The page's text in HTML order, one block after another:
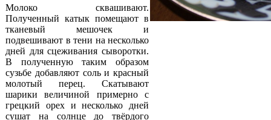
Молоко сквашивают.
Полученный катык помещают в
тканевый мешочек и
подвешивают в тени на несколько
дней для сцеживания сыворотки.
В полученную таким образом
сузьбе добавляют соль и красный
молотый перец. Скатывают
шарики величиной примерно с
грецкий орех и несколько дней
сушат на солнце до твёрдого